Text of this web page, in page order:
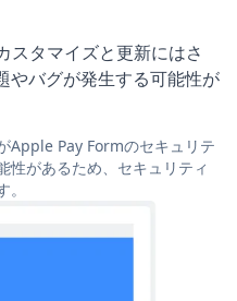
タマイズと更新にはさ
やバグが発生する可能性が
Apple Pay Formのセキュリテ
性があるため、セキュリティ